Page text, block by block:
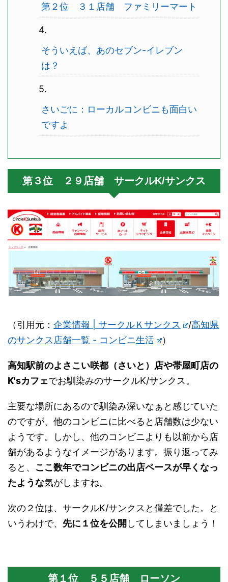
第２位 ３１店舗 ファミリーマート
そういえば、あのセブン-イレブン
は？
さいごに：ローカルコンビニも面白い
ですよ
第３位 ２９店舗 サークルK/サンクス
（引用元： 企業情報 | サークルＫサンクス /高知県
のサンクス店舗一覧 - コンビニ生活
）
高知駅前のよさこい咲都（さいと）店や帯屋町店の
K'sカフェでお馴染みのサークルK/サンクス。
主要な場所にあるので馴染み深いなぁと感じていた
のですが、他のコンビニに比べると店舗数は少ない
ようです。しかし、他のコンビニよりも以前から店
舗があるようなイメージがあります。振り返ってみ
ると、 ここ数年でコンビニの出店ペースが早くなっ
たような気がしますね。
次の２位は、サークルK/サンクスと僅差でした。と
いうわけで、 先に１位を公開 してしまいましょう！
第１位 ５５店舗 ローソン